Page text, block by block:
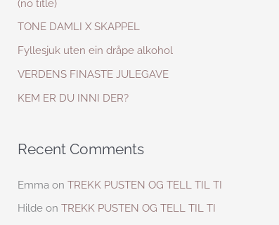
:
(no title)
TONE DAMLI X SKAPPEL
Fyllesjuk uten ein dråpe alkohol
VERDENS FINASTE JULEGAVE
KEM ER DU INNI DER?
Recent Comments
Emma on TREKK PUSTEN OG TELL TIL TI
Hilde on TREKK PUSTEN OG TELL TIL TI